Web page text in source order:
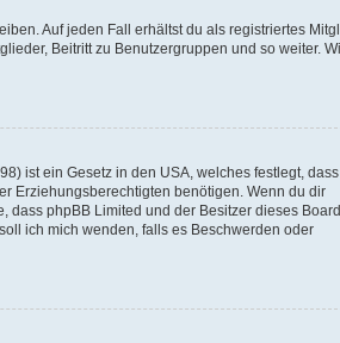
Auf jeden Fall erhältst du als registriertes
Beitritt zu Benutzergruppen und so weiter.
ist ein Gesetz in den USA, welches festlegt, dass
Erziehungsberechtigten benötigen. Wenn du dir
dass phpBB Limited und der Besitzer dieses
ich mich wenden, falls es Beschwerden oder